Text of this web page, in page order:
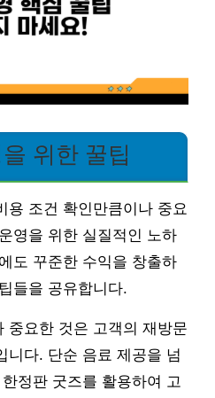
위한 꿀팁
용 조건 확인만큼이나 중요
영을 위한 실질적인 노하
도 꾸준한 수익을 창출하
들을 공유합니다.
중요한 것은 고객의 재방문
니다. 단순 음료 제공을 넘
정판 굿즈를 활용하여 고